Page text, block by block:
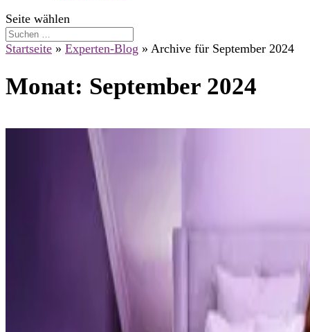
Seite wählen
Startseite » Experten-Blog » Archive für September 2024
Monat: September 2024